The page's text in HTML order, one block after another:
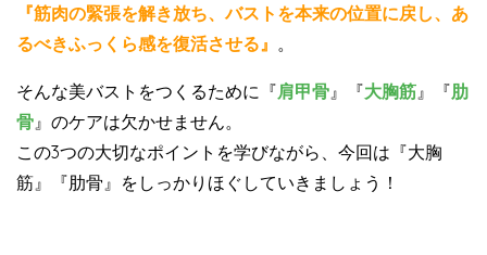
『筋肉の緊張を解き放ち、バストを本来の位置に戻し、あ
るべきふっくら感を復活させる』 。
そんな美バストをつくるために『肩甲骨 』『大胸筋 』『肋
骨 』のケアは欠かせません。
この3つの大切なポイントを学びながら、今回は『大胸
筋』『肋骨』をしっかりほぐしていきましょう！